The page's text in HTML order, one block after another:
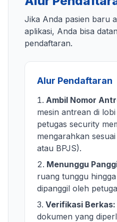
Jika Anda pasien baru
aplikasi, Anda bisa
pendaftaran.
Alur Pendaftaran
Ambil Nomor
mesin antrean di
petugas security
mengarahkan
atau BPJS).
Menunggu
ruang tunggu
dipanggil oleh
Verifikasi Berkas:
dokumen yang